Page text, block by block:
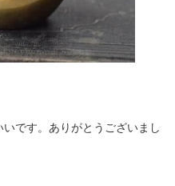
です。ありがとうございまし